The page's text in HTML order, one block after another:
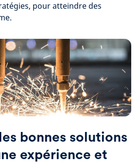
pour atteindre des
bonnes solutions
expérience et